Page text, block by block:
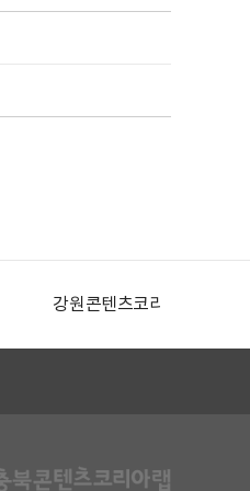
강원콘텐츠코리아랩